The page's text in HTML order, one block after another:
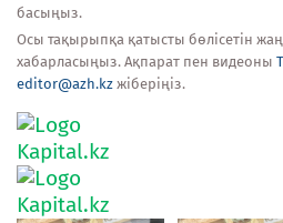
басыңыз.
Осы тақырыпқа қатысты бөлісетін
хабарласыңыз. Ақпарат пен видеоны
editor@azh.kz жіберіңіз.